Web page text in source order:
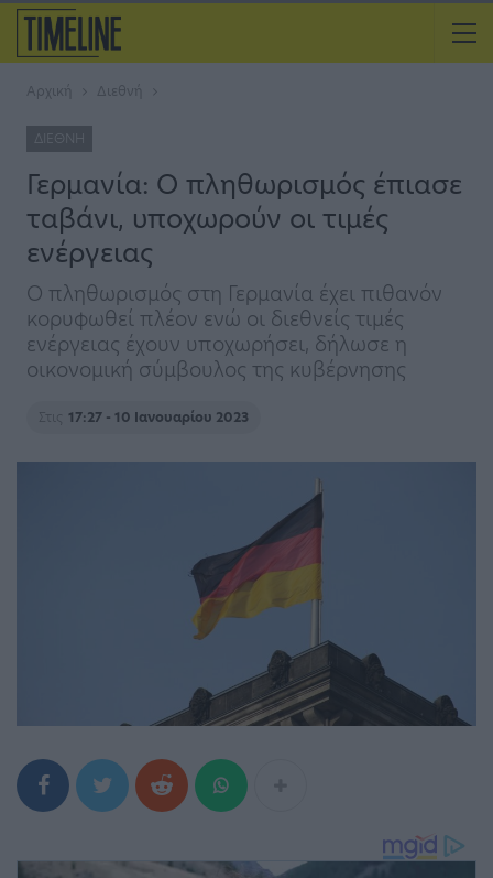
Αρχική Διεθνή
ΔΙΕΘΝΉ
Γερμανία: Ο πληθωρισμός έπιασε
ταβάνι, υποχωρούν οι τιμές
ενέργειας
Ο πληθωρισμός στη Γερμανία έχει πιθανόν
κορυφωθεί πλέον ενώ οι διεθνείς τιμές
ενέργειας έχουν υποχωρήσει, δήλωσε η
οικονομική σύμβουλος της κυβέρνησης
Στις 17:27 - 10 Ιανουαρίου 2023